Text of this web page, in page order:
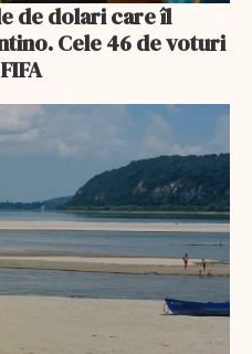
de dolari care îl
Cele 46 de voturi